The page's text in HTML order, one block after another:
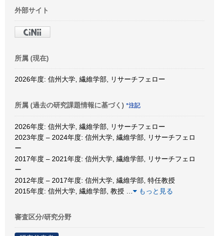
外部サイト
所属 (現在)
2026年度: 信州大学, 繊維学部, リサーチフェロー
所属 (過去の研究課題情報に基づく) *注記
2026年度: 信州大学, 繊維学部, リサーチフェロー
2023年度 – 2024年度: 信州大学, 繊維学部, リサーチフェロ
ー
2017年度 – 2021年度: 信州大学, 繊維学部, リサーチフェロ
ー
2012年度 – 2017年度: 信州大学, 繊維学部, 特任教授
2015年度: 信州大学, 繊維学部, 教授
もっと見る
審査区分/研究分野